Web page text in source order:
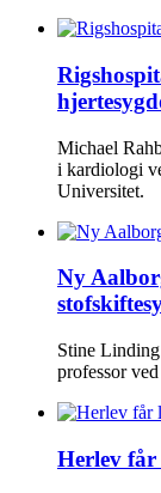
Michael
i kardiologi
Universitet.
Ny
Stine
professor
Herlev får